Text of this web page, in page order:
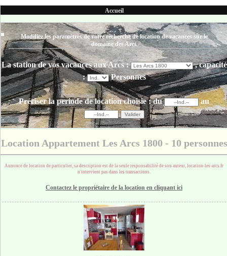
Accueil
Modifiez les paramètres de votre recherche de location de vacances sur le
domaine des Arcs
La station de vos vacances aux Arcs :
, capacité
:
Personnes
Préciser la periode de location choisie : du au
Location Appartement Les Arcs 1800 - 10 personnes
Annonce de location de particulier, sa description est de la seule responsabilité de son auteur, location-les-arcs.fr
n'intervient pas dans les transactions.
Contactez le propriétaire de la location en cliquant ici